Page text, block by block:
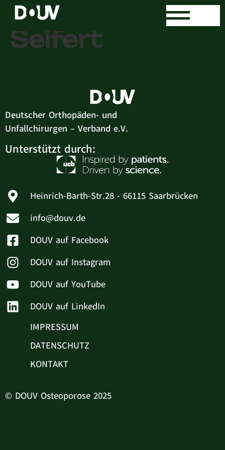
Dr. med. Franz
Seifert
Deutscher Orthopäden- und
Unfallchirurgen – Verband e.V.
Unterstützt durch:
Heinrich-Barth-Str.28 - 66115 Saarbrücken
info@douv.de
DOUV auf Facebook
DOUV auf Instagram
DOUV auf YouTube
DOUV auf LinkedIn
IMPRESSUM
DATENSCHUTZ
KONTAKT
© DOUV Osteoporose 2025